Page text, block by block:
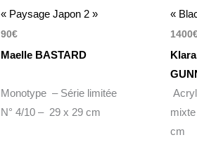
« Paysage Japon 2 »
90€
Maelle BASTARD
Monotype – Série limitée
N° 4/10 – 29 x 29 cm
«
1400
Klara
cm